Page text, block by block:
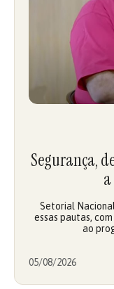
Segurança,
Setorial
essas pautas,
ao
05/08/2026